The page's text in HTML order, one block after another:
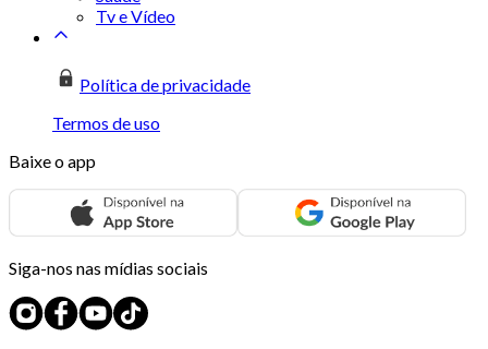
Tv e Vídeo
Política de privacidade
Termos de uso
Baixe o app
Siga-nos nas mídias sociais